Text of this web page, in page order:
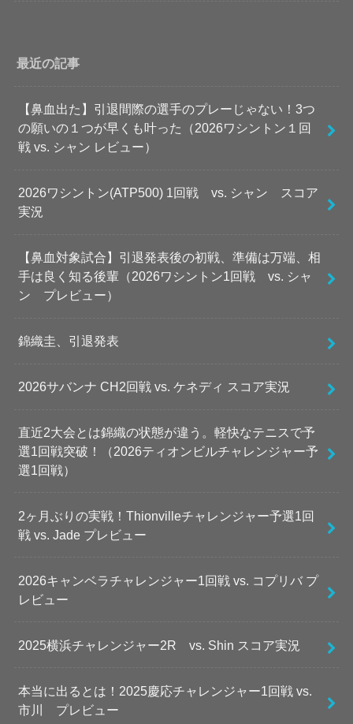
最近の記事
【鼻血出た】引退間際の選手のプレーじゃない！3つ
の願いの１つが早くも叶った（2026ワシントン１回
戦 vs. シャン レビュー）
2026ワシントン(ATP500) 1回戦 vs. シャン スコア
実況
【鼻血対象試合】引退発表後の初戦、準備は万端、相
手は良く知る後輩（2026ワシントン1回戦 vs. シャ
ン プレビュー）
錦織圭、引退発表
2026サバンナ CH2回戦 vs. ケネディ スコア実況
直近2大会とは錦織の状態が違う。軽快なテニスで予
選1回戦突破！（2026ティオンビルチャレンジャー予
選1回戦）
2ヶ月ぶりの実戦！Thionvilleチャレンジャー予選1回
戦 vs. Jade プレビュー
2026キャンベラチャレンジャー1回戦 vs. コプリバ プ
レビュー
2025横浜チャレンジャー2R vs. Shin スコア実況
本当に出るとは！2025慶応チャレンジャー1回戦 vs.
市川 プレビュー